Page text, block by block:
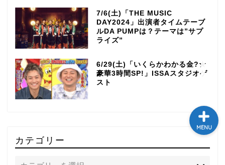
7/6(土)「THE MUSIC
DAY2024」出演者タイムテーブ
ルDA PUMPは？テーマは”サプ
ライズ”
6/29(土)「いくらかわかる金?★
豪華3時間SP!」ISSAスタジオゲ
スト
カテゴリー
MENU
メゾン・ド・ミュージック
～DA PUMP YORIの晴れ
ばれラジオ～
ライブ・イベント